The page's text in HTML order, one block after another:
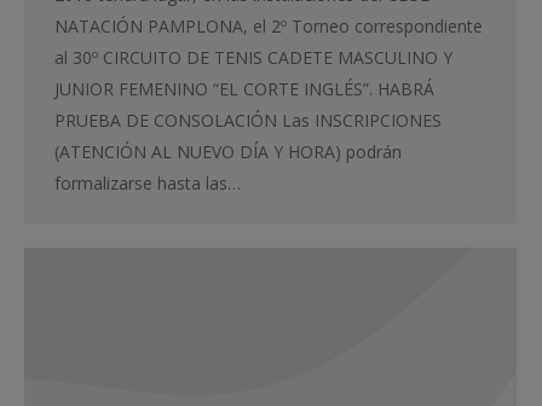
NATACIÓN PAMPLONA, el 2º Torneo correspondiente
al 30º CIRCUITO DE TENIS CADETE MASCULINO Y
JUNIOR FEMENINO “EL CORTE INGLÉS”. HABRÁ
PRUEBA DE CONSOLACIÓN Las INSCRIPCIONES
(ATENCIÓN AL NUEVO DÍA Y HORA) podrán
formalizarse hasta las…